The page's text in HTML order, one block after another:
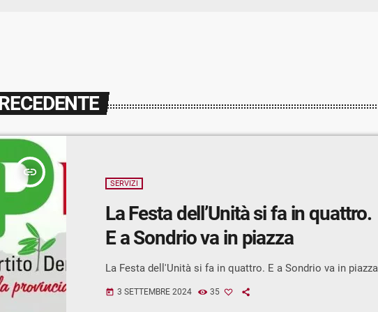
insert_link
SERVIZI
La Festa dell’Unità si fa in quattro.
E a Sondrio va in piazza
La Festa dell'Unità si fa in quattro. E a Sondrio va in piazza
today 3 SETTEMBRE 2024 35